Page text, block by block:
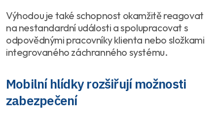
Výhodou je také schopnost okamžitě reagovat
na nestandardní události a spolupracovat s
odpovědnými pracovníky klienta nebo složkami
integrovaného záchranného systému.
Mobilní hlídky rozšiřují možnosti
zabezpečení